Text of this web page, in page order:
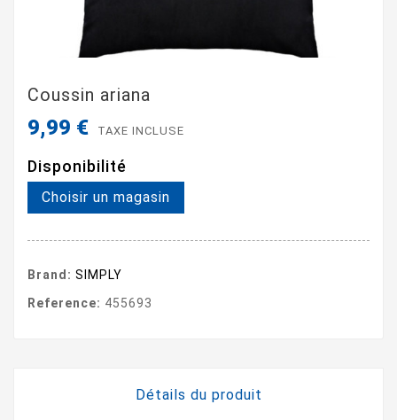
Coussin ariana
9,99 € TAXE INCLUSE
Disponibilité
Choisir un magasin
Brand: SIMPLY
Reference: 455693
Détails du produit